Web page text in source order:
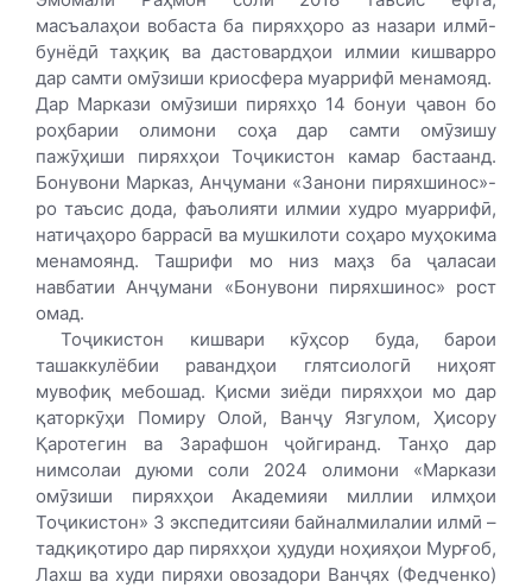
масъалаҳои вобаста ба пиряхҳоро аз назари илмӣ-
бунёдӣ таҳқиқ ва дастовардҳои илмии кишварро
дар самти омӯзиши криосфера муаррифӣ менамояд.
Дар Маркази омӯзиши пиряхҳо 14 бонуи ҷавон бо
роҳбарии олимони соҳа дар самти омӯзишу
пажӯҳиши пиряхҳои Тоҷикистон камар бастаанд.
Бонувони Марказ, Анҷумани «Занони пиряхшинос»-
ро таъсис дода, фаъолияти илмии худро муаррифӣ,
натиҷаҳоро баррасӣ ва муш­килоти соҳаро муҳокима
менамоянд. Ташрифи мо низ маҳз ба ҷаласаи
навбатии Анҷумани «Бонувони пиряхшинос» рост
омад.
Тоҷикистон кишвари кӯҳсор буда, барои
ташаккулёбии равандҳои глятсиологӣ ниҳоят
мувофиқ мебошад. Қисми зиёди пиряхҳои мо дар
қаторкӯҳи Помиру Олой, Ванҷу Язгулом, Ҳисору
Қаротегин ва Зарафшон ҷойгиранд. Танҳо дар
нимсолаи дуюми соли 2024 олимони «Маркази
омӯзиши пиряхҳои Академияи миллии илмҳои
Тоҷикистон» 3 экспедитсияи байналмилалии илмӣ –
тадқиқотиро дар пиряхҳои ҳудуди ноҳияҳои Мурғоб,
Лахш ва худи пиряхи овозадори Ванҷях (Федченко)